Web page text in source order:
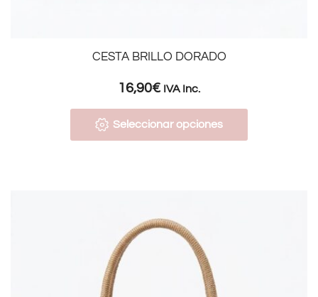
CESTA BRILLO DORADO
16,90€ IVA Inc.
Seleccionar opciones